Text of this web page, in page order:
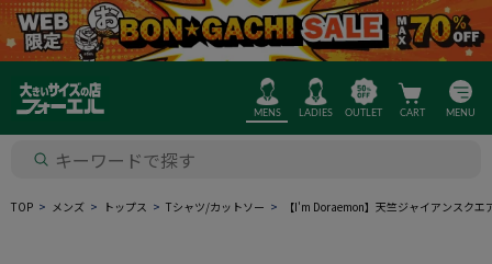
MENS LADIES OUTLET CART MENU
TOP メンズ トップス Tシャツ/カットソー 【I'm Doraemon】天竺ジャイアンスク